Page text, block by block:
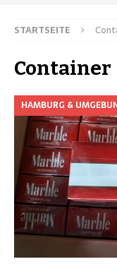
STARTSEITE
Container
HAMBURG &